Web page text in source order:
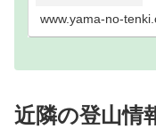
www.yama-no-
近隣の登山情